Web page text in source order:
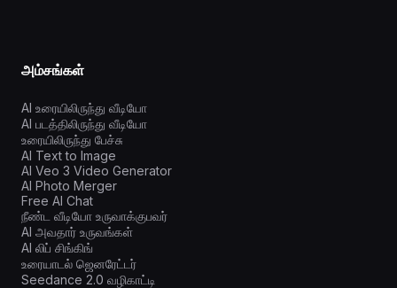
அம்சங்கள்
AI உரையிலிருந்து வீடியோ
AI படத்திலிருந்து வீடியோ
உரையிலிருந்து பேச்சு
AI Text to Image
AI Veo 3 Video Generator
AI Photo Merger
Free AI Chat
நீண்ட வீடியோ உருவாக்குபவர்
AI அவதார் உருவங்கள்
AI லிப் சிங்கிங்
உரையாடல் ஜெனரேட்டர்
Seedance 2.0 வழிகாட்டி